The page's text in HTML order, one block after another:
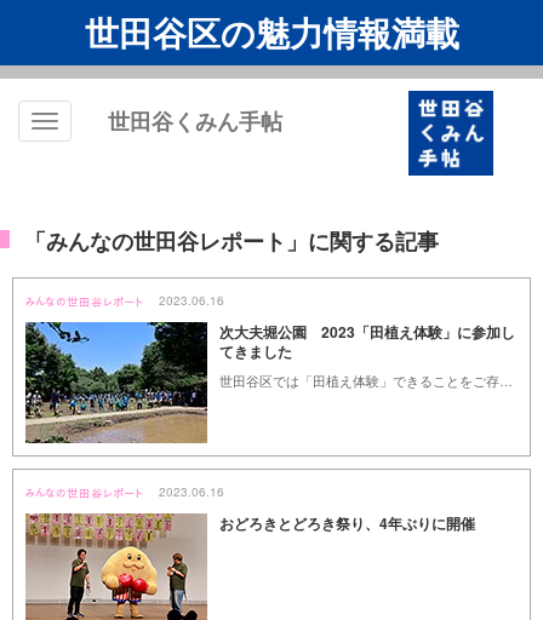
世田谷区の魅力情報満載
Toggle
世田谷くみん手帖
「みんなの世田谷レポート」に関する記事
2023.06.16
次大夫堀公園 2023「田植え体験」に参加し
てきました
2023.06.16
おどろきとどろき祭り、4年ぶりに開催